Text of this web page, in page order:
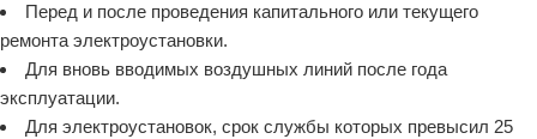
Перед и после проведения капитального или текущего
ремонта электроустановки.
Для вновь вводимых воздушных линий после года
эксплуатации.
Для электроустановок, срок службы которых превысил 25